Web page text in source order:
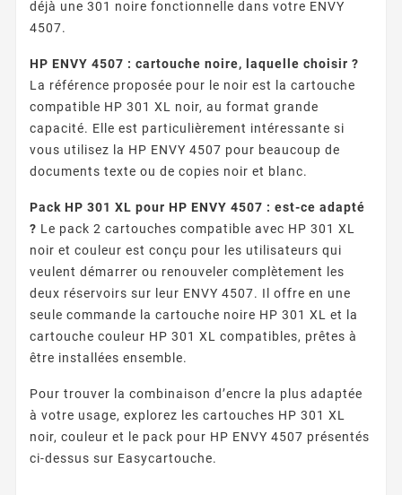
déjà une 301 noire fonctionnelle dans votre ENVY
4507.
HP ENVY 4507 : cartouche noire, laquelle choisir ?
La référence proposée pour le noir est la cartouche
compatible HP 301 XL noir, au format grande
capacité. Elle est particulièrement intéressante si
vous utilisez la HP ENVY 4507 pour beaucoup de
documents texte ou de copies noir et blanc.
Pack HP 301 XL pour HP ENVY 4507 : est-ce adapté
? Le pack 2 cartouches compatible avec HP 301 XL
noir et couleur est conçu pour les utilisateurs qui
veulent démarrer ou renouveler complètement les
deux réservoirs sur leur ENVY 4507. Il offre en une
seule commande la cartouche noire HP 301 XL et la
cartouche couleur HP 301 XL compatibles, prêtes à
être installées ensemble.
Pour trouver la combinaison d’encre la plus adaptée
à votre usage, explorez les cartouches HP 301 XL
noir, couleur et le pack pour HP ENVY 4507 présentés
ci-dessus sur Easycartouche.